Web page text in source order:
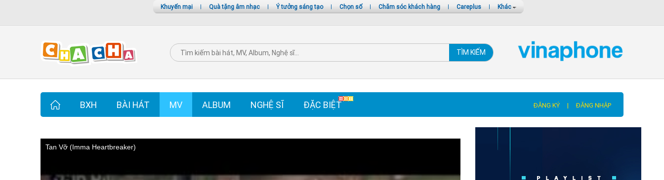
Khuyến mại | Quà tặng âm nhạc | Ý tưởng sáng tạo | Chọn số | Chăm sóc khách hàng | Careplus | Khác
TÌM KIẾM
BXH BÀI HÁT MV ALBUM NGHỆ SĨ ĐẶC BIỆT ĐĂNG KÝ | ĐĂNG NHẬP
Tan Vỡ (Imma Heartbreaker)